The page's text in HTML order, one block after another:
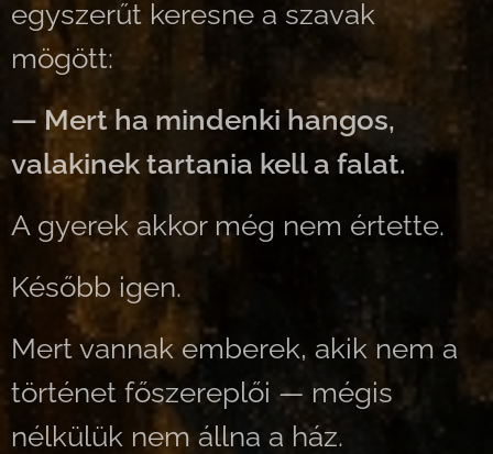
egyszerűt keresne a szavak
mögött:
— Mert ha mindenki hangos,
valakinek tartania kell a falat.
A gyerek akkor még nem értette.
Később igen.
Mert vannak emberek, akik nem a
történet főszereplői — mégis
nélkülük nem állna a ház.